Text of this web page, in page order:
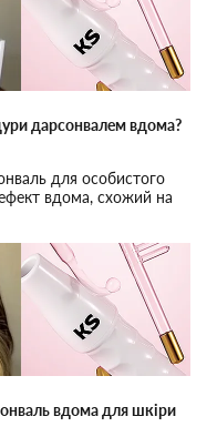
дарсонвалем вдома?
для особистого
вдома, схожий на
вдома для шкіри